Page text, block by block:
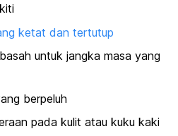
ketat dan tertutup
untuk jangka masa yang
berpeluh
pada kulit atau kuku kaki